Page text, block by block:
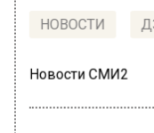
НОВОСТИ
Новости СМИ2